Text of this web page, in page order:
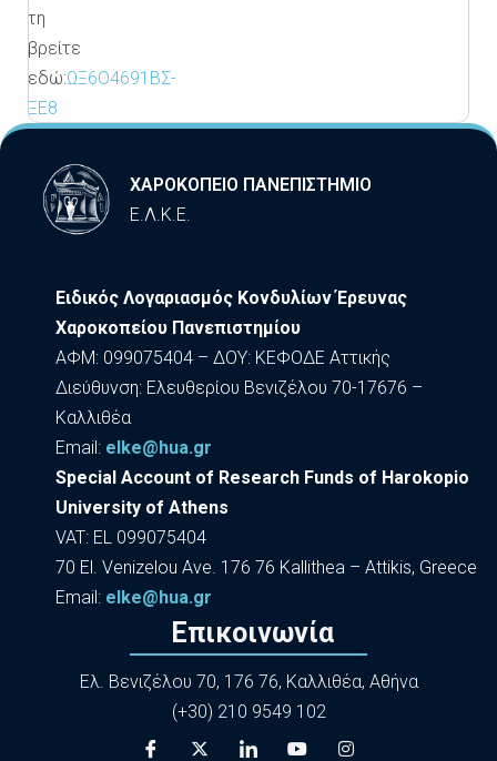
τη
βρείτε
εδώ:ΩΞ6Ο4691ΒΣ-
ΞΕ8
ΧΑΡΟΚΟΠΕΙΟ ΠΑΝΕΠΙΣΤΗΜΙΟ
Ε.Λ.Κ.Ε.
Ειδικός Λογαριασμός Κονδυλίων Έρευνας
Χαροκοπείου Πανεπιστημίου
ΑΦΜ: 099075404 – ΔΟΥ: ΚΕΦΟΔΕ Αττικής
Διεύθυνση: Ελευθερίου Βενιζέλου 70-17676 –
Καλλιθέα
Εmail: elke@hua.gr
Special Account of Research Funds of Harokopio
University of Athens
VAT: EL 099075404
70 El. Venizelou Ave. 176 76 Kallithea – Attikis, Greece
Εmail: elke@hua.gr
Επικοινωνία
Ελ. Βενιζέλου 70, 176 76, Καλλιθέα, Αθήνα
(+30) 210 9549 102